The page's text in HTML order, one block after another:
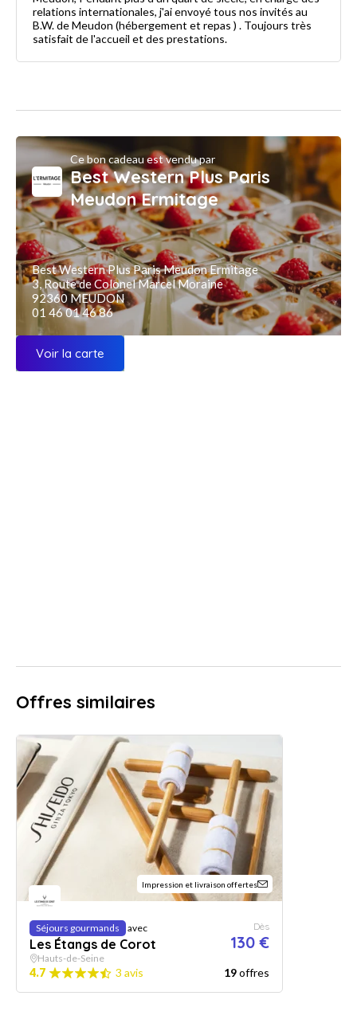
relations internationales, j'ai envoyé tous nos invités au
B.W. de Meudon (hébergement et repas ) . Toujours très
satisfait de l'accueil et des prestations.
Ce bon cadeau est vendu par
Best Western Plus Paris
Meudon Ermitage
Best Western Plus Paris Meudon Ermitage
3, Route de Colonel Marcel Moraine
92360 MEUDON
01 46 01 46 86
Voir la carte
Offres similaires
Impression et livraison offertes
Séjours gourmands avec
Les Étangs de Corot
Dès
130 €
Hauts-de-Seine
4.7 3 avis 19offres